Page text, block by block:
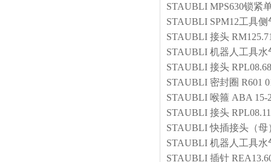
STAUBLI MPS630锁紧
STAUBLI SPM12工具
STAUBLI 接头
STAUBLI 机器人工具水
STAUBLI 接头
STAUBLI 密封圈 R601
STAUBLI 喉箍 ABA 15-
STAUBLI 接头
STAUBLI 快插接头（母
STAUBLI 机器人工具水
STAUBLI 插针